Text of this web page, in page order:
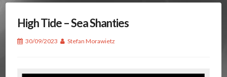
High Tide – Sea Shanties
30/09/2023 Stefan Morawietz